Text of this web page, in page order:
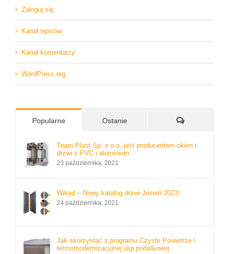
Zaloguj się
Kanał wpisów
Kanał komentarzy
WordPress.org
Popularne Ostanie Komentarze
Team Plast Sp. z o.o. jest producentem okien i
drzwi z PVC i aluminium.
23 października, 2021
Wikęd – Nowy katalog drzwi Jesień 2021!
24 października, 2021
Jak skorzystać z programu Czyste Powietrze i
termomodernizacyjnej ulgi podatkowej.